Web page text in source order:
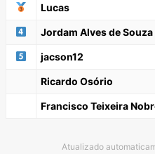
Lucas
Jordam Alves de Souza
jacson12
Ricardo Osório
Francisco Teixeira
Atualizado